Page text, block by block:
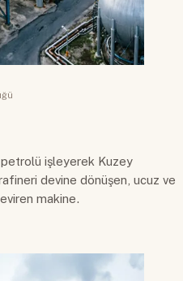
işleyerek Kuzey
devine dönüşen, ucuz ve
makine.